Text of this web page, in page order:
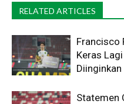
RELATED ARTICLES
Francisco
Keras
Diinginkan
Statemen